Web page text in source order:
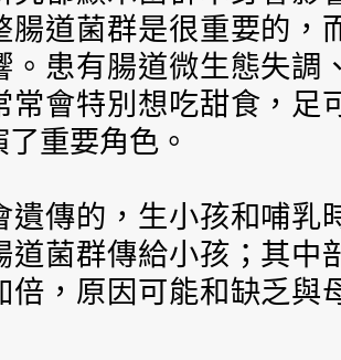
腸道菌群是很重要的，
。患有腸道微生態失調
常會特別想吃甜食，足
重要角色。
遺傳的，生小孩和哺乳
道菌群傳給小孩；其中
倍，原因可能和缺乏與